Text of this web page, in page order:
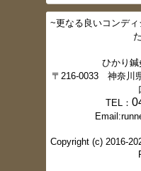
ポジション）
2017/2/16
ブログ更新しま
ブログ更新しま
②）
ブログ更新しま
2017/2/10
ブログ更新しま
~更なる良いコンデ
ひかり
〒216-0033 神奈
TEL：
Copyright (c) 2016-